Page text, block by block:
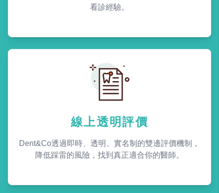
看診經驗。
線上透明評價
Dent&Co透過即時、透明、實名制的雙邊評價機制，
降低踩雷的風險，找到真正適合你的醫師。